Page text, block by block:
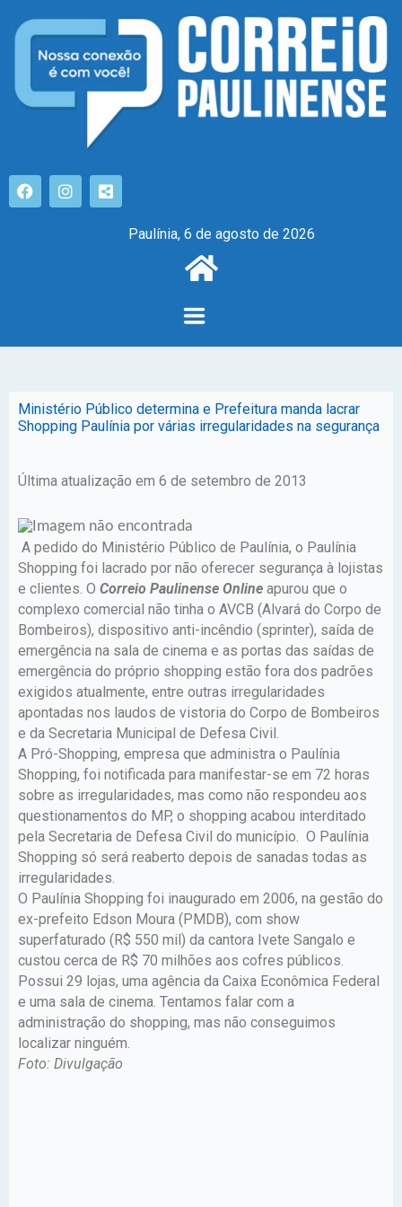
Paulínia, 6 de agosto de 2026
Ministério Público determina e Prefeitura manda lacrar
Shopping Paulínia por várias irregularidades na segurança
Última atualização em 6 de setembro de 2013
A pedido do Ministério Público de Paulínia, o Paulínia
Shopping foi lacrado por não oferecer segurança à lojistas
e clientes. O Correio Paulinense Online apurou que o
complexo comercial não tinha o AVCB (Alvará do Corpo de
Bombeiros), dispositivo anti-incêndio (sprinter), saída de
emergência na sala de cinema e as portas das saídas de
emergência do próprio shopping estão fora dos padrões
exigidos atualmente, entre outras irregularidades
apontadas nos laudos de vistoria do Corpo de Bombeiros
e da Secretaria Municipal de Defesa Civil.
A Pró-Shopping, empresa que administra o Paulínia
Shopping, foi notificada para manifestar-se em 72 horas
sobre as irregularidades, mas como não respondeu aos
questionamentos do MP, o shopping acabou interditado
pela Secretaria de Defesa Civil do município. O Paulínia
Shopping só será reaberto depois de sanadas todas as
irregularidades.
O Paulínia Shopping foi inaugurado em 2006, na gestão do
ex-prefeito Edson Moura (PMDB), com show
superfaturado (R$ 550 mil) da cantora Ivete Sangalo e
custou cerca de R$ 70 milhões aos cofres públicos.
Possui 29 lojas, uma agência da Caixa Econômica Federal
e uma sala de cinema. Tentamos falar com a
administração do shopping, mas não conseguimos
localizar ninguém.
Foto: Divulgação